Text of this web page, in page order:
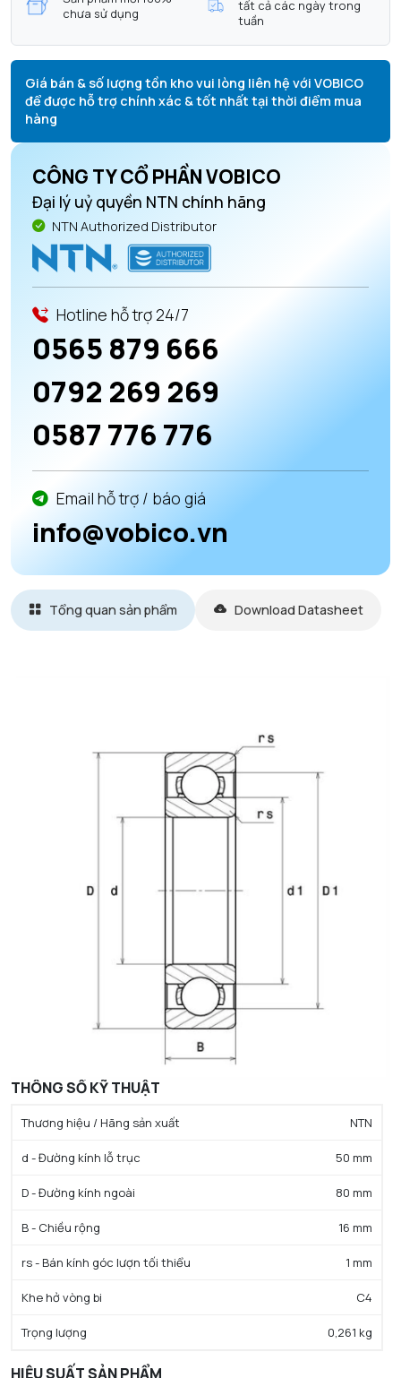
chưa sử dụng
tất cả các ngày trong
tuần
Giá bán & số lượng tồn kho vui lòng liên hệ với VOBICO
để được hỗ trợ chính xác & tốt nhất tại thời điểm mua
hàng
CÔNG TY CỔ PHẦN VOBICO
Đại lý uỷ quyền NTN chính hãng
NTN Authorized Distributor
Hotline hỗ trợ 24/7
0565 879 666
0792 269 269
0587 776 776
Email hỗ trợ / báo giá
info@vobico.vn
Tổng quan sản phẩm Download Datasheet
THÔNG SỐ KỸ THUẬT
Thương hiệu / Hãng sản xuất NTN
d - Đường kính lỗ trục 50 mm
D - Đường kính ngoài 80 mm
B - Chiều rộng 16 mm
rs - Bán kính góc lượn tối thiểu 1 mm
Khe hở vòng bi C4
Trọng lượng 0,261 kg
HIỆU SUẤT SẢN PHẨM